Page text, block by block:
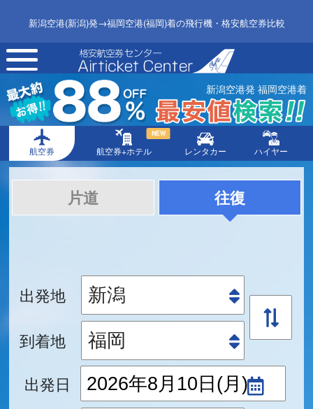
新潟空港(新潟)発→福岡空港(福岡)着の飛行機・格安航空券比較
toggle
navigation
新潟空港発 福岡空港着
航空券 航空券+ホテル
NEW
レンタカー ハイヤー
片道 往復
出発地
到着地
出発日